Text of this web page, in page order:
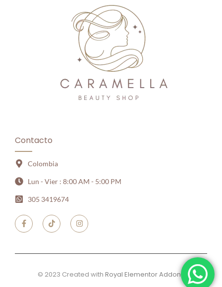
Contacto
Colombia
Lun - Vier : 8:00 AM - 5:00 PM
305 3419674
© 2023 Created with Royal Elementor Addons